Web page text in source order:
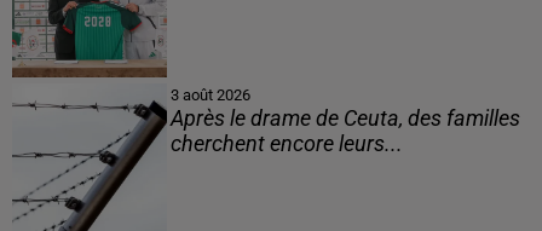
3 août 2026
Après le drame de Ceuta, des familles
cherchent encore leurs...